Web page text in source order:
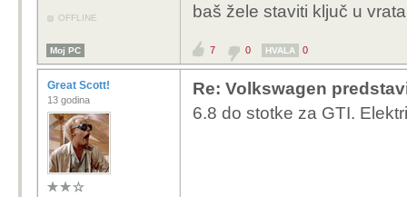
OFFLINE
baš žele staviti ključ u
Moj PC 7 0 HVALA 0
Great Scott!
13 godina
Re: Volkswagen
6.8 do stotke za GTI.